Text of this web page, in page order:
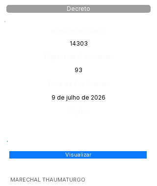
Decreto
14303
93
9 de julho de 2026
Visualizar
MARECHAL THAUMATURGO